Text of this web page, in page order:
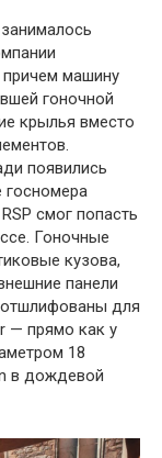
машину
гоночной
крылья вместо
появились
смог попасть
Гоночные
кузова,
панели
для
— прямо как у
18
в дождевой